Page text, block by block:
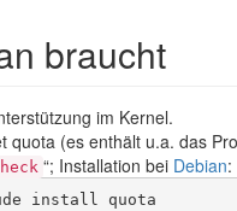
braucht
im Kernel.
quota (es enthält u.a. das
“; Installation bei Debian:
install quota